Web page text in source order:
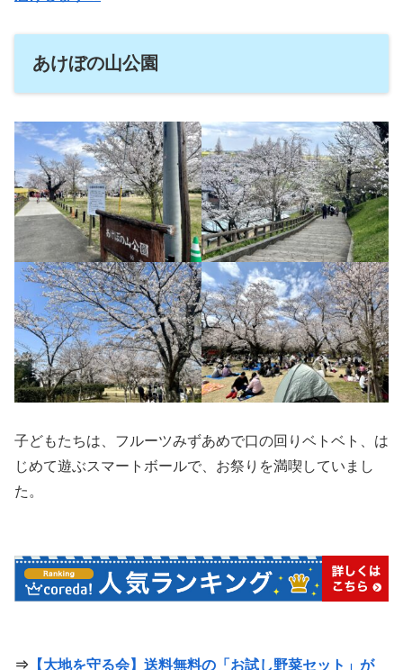
あけぼの山公園
子どもたちは、フルーツみずあめで口の回りベトベト、は
じめて遊ぶスマートボールで、お祭りを満喫していまし
た。
⇒ 【大地を守る会】送料無料の「お試し野菜セット」が